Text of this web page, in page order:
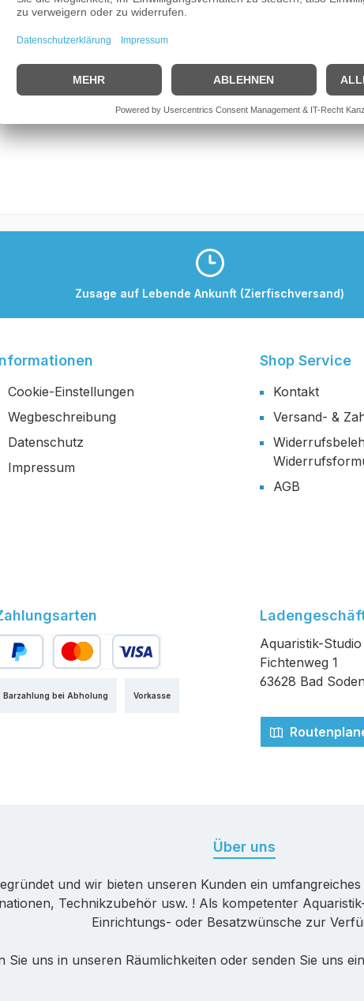
Zusage auf Lebende Ankunft (Zierfischversand)
Cookie-Einstellungen
Wegbeschreibung
Datenschutz
Impressum
Shop Service
Kontakt
Versand- &
AGB
Vorkasse
Barzahlung bei Abholung
Aquaristik-
Fichtenweg 1
63628 Bad
Über uns
und wir bieten unseren Kunden ein
Technikzubehör usw. ! Als kompetenter
Einrichtungs- oder Besatzwünsche zur
Sie uns in unseren Räumlichkeiten oder senden Sie uns